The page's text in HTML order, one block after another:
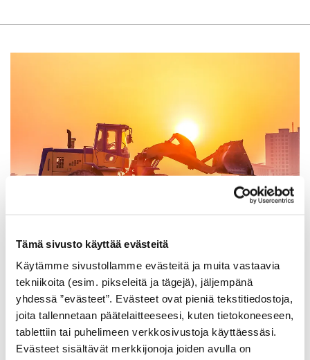
Tämä sivusto käyttää evästeitä
Käytämme sivustollamme evästeitä ja muita vastaavia
tekniikoita (esim. pikseleitä ja tägejä), jäljempänä
yhdessä ”evästeet”. Evästeet ovat pieniä tekstitiedostoja,
joita tallennetaan päätelaitteeseesi, kuten tietokoneeseen,
tablettiin tai puhelimeen verkkosivustoja käyttäessäsi.
Evästeet sisältävät merkkijonoja joiden avulla on
Löydämme sinulle parhaan ratkaisun
Vaikka yrityksesi olisi vakaassa taloudellisessa tilanteessa,
hyödyt nopeammasta ja ennustettavammasta
kassavirrasta sekä paremmasta maksuvalmiudesta.